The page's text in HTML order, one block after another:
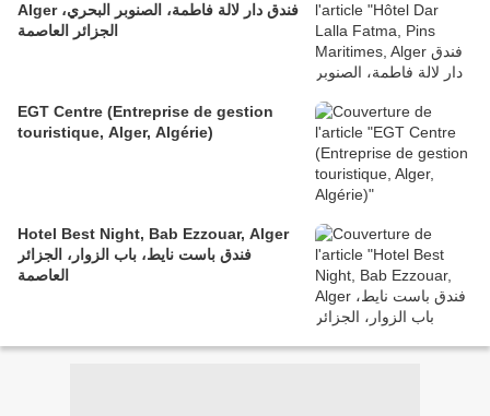
Alger فندق دار لالة فاطمة، الصنوبر البحري،
الجزائر العاصمة
EGT Centre (Entreprise de gestion
touristique, Alger, Algérie)
Hotel Best Night, Bab Ezzouar, Alger
فندق باست نايط، باب الزوار، الجزائر
العاصمة